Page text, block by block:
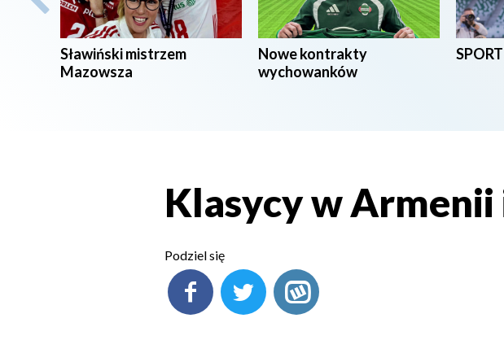
Sławiński mistrzem
Mazowsza
Nowe kontrakty
wychowanków
Klasycy w Armenii
Podziel się